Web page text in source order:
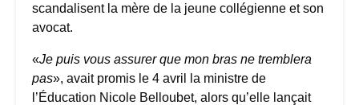
scandalisent la mère de la jeune collégienne et son
avocat.
«Je puis vous assurer que mon bras ne tremblera
pas», avait promis le 4 avril la ministre de
l’Éducation Nicole Belloubet, alors qu’elle lançait